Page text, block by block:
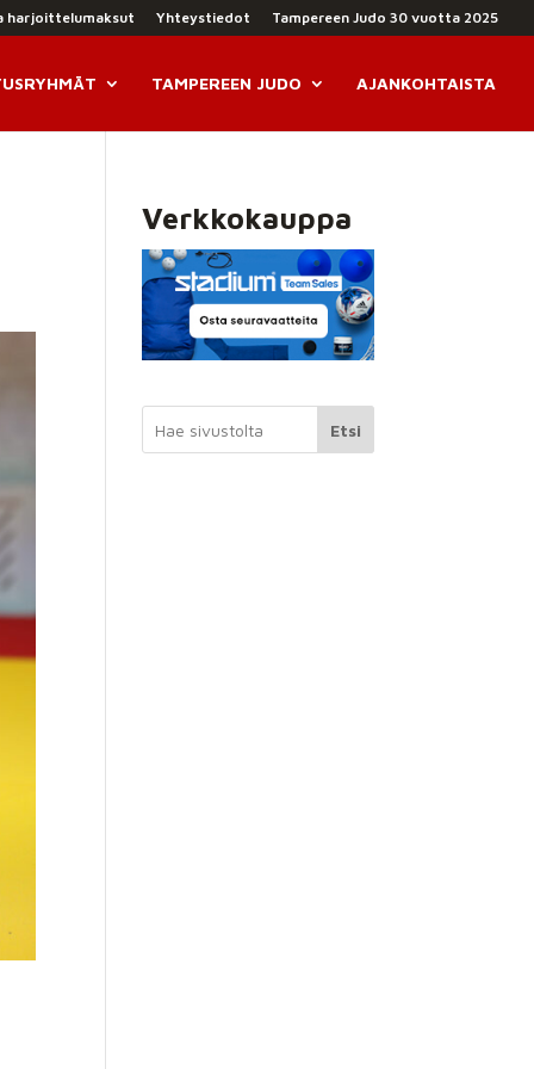
harjoittelumaksut Yhteystiedot Tampereen Judo 30 vuotta 2025
TAMPEREEN JUDO AJANKOHTAISTA
Verkkokauppa
Etsi